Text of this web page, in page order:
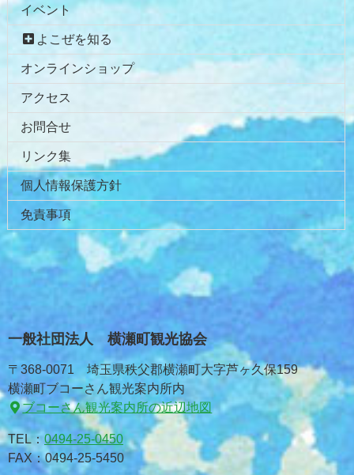
イベント
よこぜを知る
オンラインショップ
アクセス
お問合せ
リンク集
個人情報保護方針
免責事項
一般社団法人 横瀬町観光協会
〒368-0071 埼玉県秩父郡横瀬町大字芦ヶ久保159
横瀬町ブコーさん観光案内所内
ブコーさん観光案内所の近辺地図
TEL： 0494-25-0450
FAX：0494-25-5450